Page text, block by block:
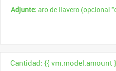
Adjunte: aro de llavero (opcional
Cantidad: {{ vm.model.amount